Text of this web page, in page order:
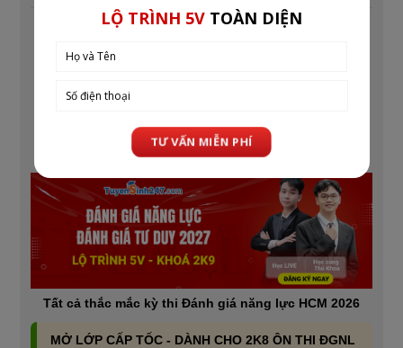
lực ĐHQG-HCM (V-ACT) năm 2026: cấu trúc, đề
thời gian quan trọng, đăng kí dự thi như thế nào?,...
Thi đánh giá năng lực 2026
Tất cả thắc mắc kỳ thi Đánh giá năng lực HCM 2026
MỞ LỚP CẤP TỐC - DÀNH CHO 2K8 ÔN THI ĐGNL